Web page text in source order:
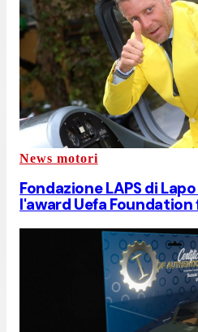
News motori
Fondazione LAPS di
l'award Uefa